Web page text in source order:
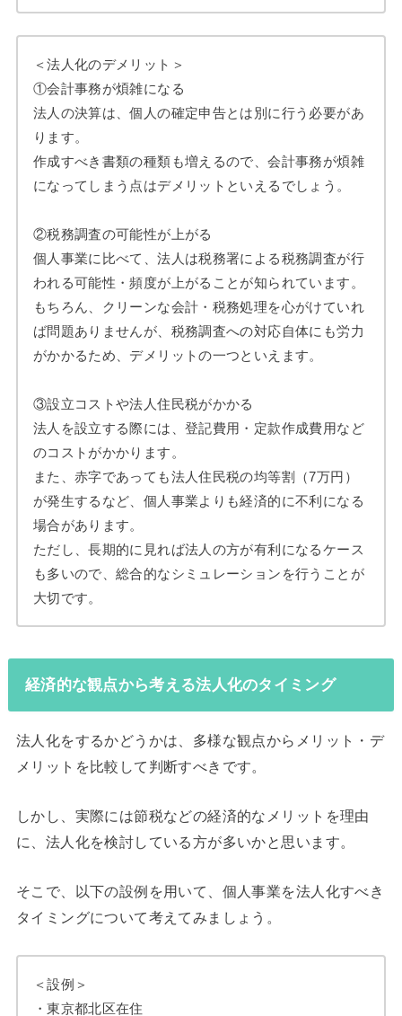
＜法人化のデメリット＞
①会計事務が煩雑になる
法人の決算は、個人の確定申告とは別に行う必要があ
ります。
作成すべき書類の種類も増えるので、会計事務が煩雑
になってしまう点はデメリットといえるでしょう。
②税務調査の可能性が上がる
個人事業に比べて、法人は税務署による税務調査が行
われる可能性・頻度が上がることが知られています。
もちろん、クリーンな会計・税務処理を心がけていれ
ば問題ありませんが、税務調査への対応自体にも労力
がかかるため、デメリットの一つといえます。
③設立コストや法人住民税がかかる
法人を設立する際には、登記費用・定款作成費用など
のコストがかかります。
また、赤字であっても法人住民税の均等割（7万円）
が発生するなど、個人事業よりも経済的に不利になる
場合があります。
ただし、長期的に見れば法人の方が有利になるケース
も多いので、総合的なシミュレーションを行うことが
大切です。
経済的な観点から考える法人化のタイミング
法人化をするかどうかは、多様な観点からメリット・デ
メリットを比較して判断すべきです。
しかし、実際には節税などの経済的なメリットを理由
に、法人化を検討している方が多いかと思います。
そこで、以下の設例を用いて、個人事業を法人化すべき
タイミングについて考えてみましょう。
＜設例＞
・東京都北区在住